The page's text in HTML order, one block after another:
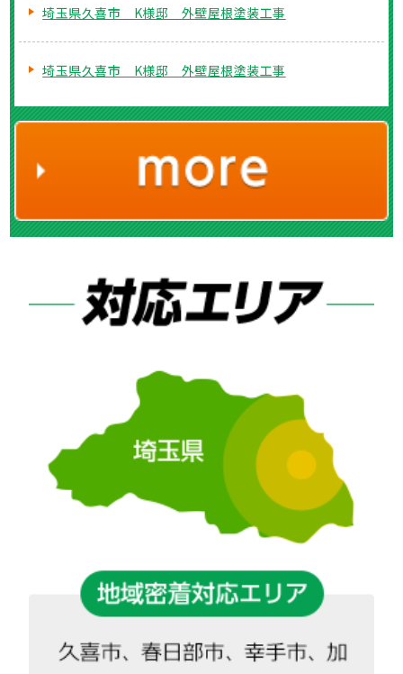
埼玉県久喜市 K様邸 外壁屋根塗装工事
埼玉県久喜市 K様邸 外壁屋根塗装工事